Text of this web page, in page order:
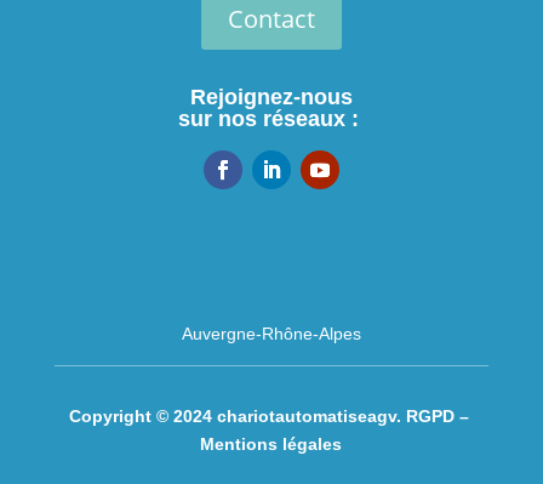
Contact
Rejoignez-nous
sur nos réseaux :
Auvergne-Rhône-Alpes
Copyright © 2024 chariotautomatiseagv. RGPD –
Mentions légales